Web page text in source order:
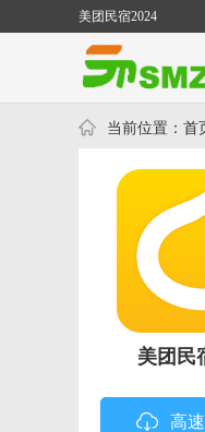
美团民宿2024
当前位置： 首
美团民
高